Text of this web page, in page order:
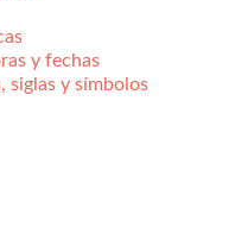
y fechas
siglas y símbolos